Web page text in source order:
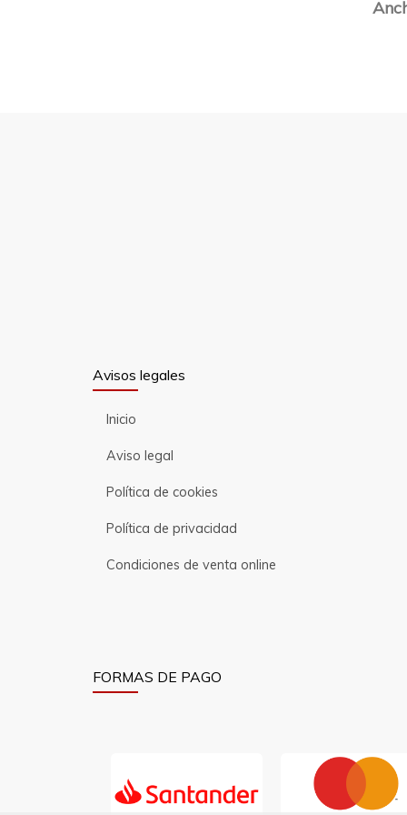
Avisos legales
Inicio
Aviso legal
Política de cookies
Política de privacidad
Condiciones de venta online
FORMAS DE PAGO